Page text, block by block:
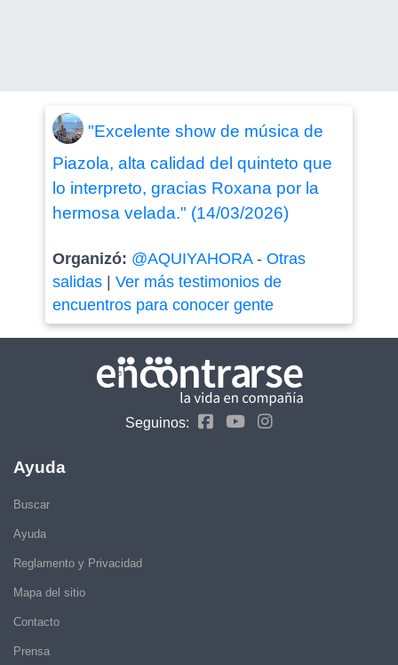
"Excelente show de música de
Piazola, alta calidad del quinteto que
lo interpreto, gracias Roxana por la
hermosa velada." (14/03/2026)
Organizó: @AQUIYAHORA- Otras
salidas| Ver más testimonios de
encuentros para conocer gente
Seguinos:
Ayuda
Buscar
Ayuda
Reglamento y Privacidad
Mapa del sitio
Contacto
Prensa